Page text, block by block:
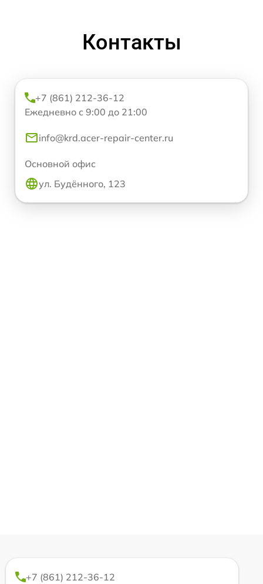
Контакты
+7 (861) 212-36-12
Ежедневно с 9:00 до 21:00
info@krd.acer-repair-center.ru
Основной офис
ул. Будённого, 123
+7 (861) 212-36-12